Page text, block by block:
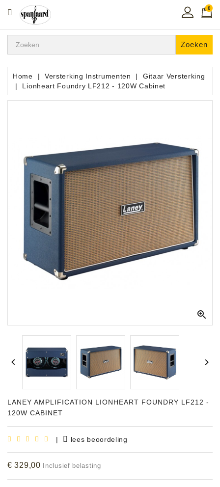
CATEGORIE
Home
In
De
Snaarinstrumenten
Apparatuur
Apparatuur
Blaasinstrumenten
Microfoons
Versterking
Instrumenten
Shop
Bladmuziek
Accessoires
0
Zoeken
Home Versterking Instrumenten
Gitaar Versterking
Lionheart Foundry LF212 - 120W Cabinet

 
LANEY AMPLIFICATION LIONHEART FOUNDRY LF212 -
120W CABINET
| lees beoordeling
€ 329,00 Inclusief belasting